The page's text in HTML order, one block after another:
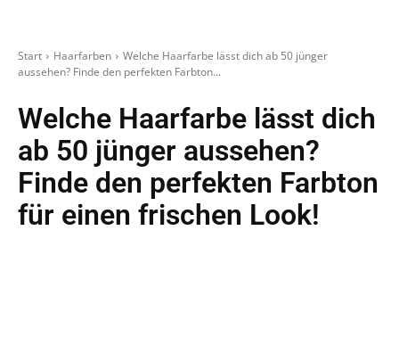
Start Haarfarben
Welche Haarfarbe lässt dich ab 50 jünger
aussehen? Finde den perfekten Farbton...
Welche Haarfarbe lässt dich
ab 50 jünger aussehen?
Finde den perfekten Farbton
für einen frischen Look!